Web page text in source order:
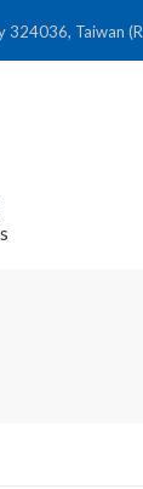
324036, Taiwan